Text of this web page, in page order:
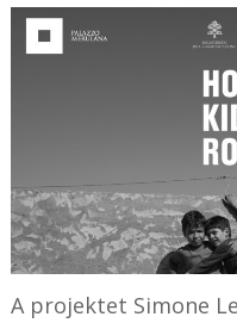
A projektet Simone